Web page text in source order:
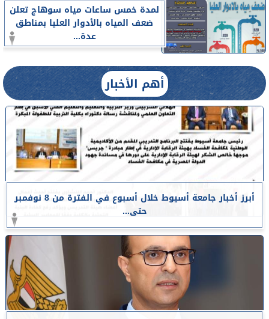
لمدة خمس ساعات مياه سوهاج تعلن
ضعف المياه بالأدوار العليا بمناطق
عدة...
أهم الأخبار
أبرز أخبار جامعة أسيوط خلال أسبوع في الفترة من 8 نوفمبر
حتى...